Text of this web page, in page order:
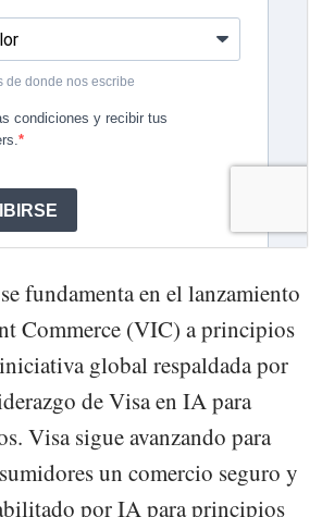
fundamenta en el lanzamiento
Commerce (VIC) a principios
global respaldada por
de Visa en IA para
Visa sigue avanzando para
un comercio seguro y
por IA para principios